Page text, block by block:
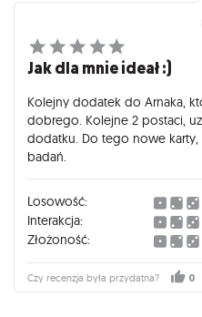
Jak dla mnie ideał :)
Kolejny dodatek do Arnaka,
dobrego. Kolejne 2 postaci,
dodatku. Do tego nowe
badań.
Losowość:
Interakcja:
Złożoność:
Czy recenzja była przydatna? 0